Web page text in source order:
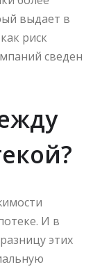
выдает в
риск
сведен
И в
этих